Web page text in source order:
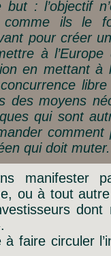
: l’objectif
ils le
pour créer
à
en mettant à
des moyens
qui sont
comment
qui doit muter.
manifester
ou à tout
dont
faire circuler